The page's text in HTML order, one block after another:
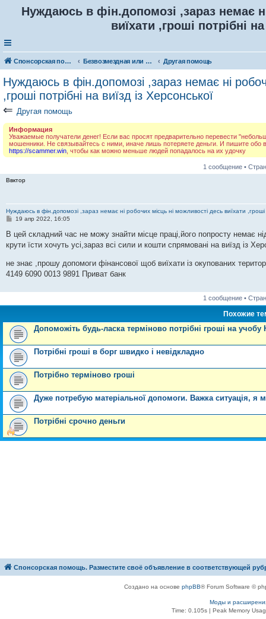
Нуждаюсь в фін.допомозі ,зараз немає
виїхати ,гроші потрібні
Спонсорская помощь. Разместите своё объявление в соответствующей рубрике Безвозмездная или условно-безвозмездная помощь Другая помощь
Нуждаюсь в фін.допомозі ,зараз немає ні
,гроші потрібні на виїзд із Херсонської
⇐ Другая помощь
Информация
Уважаемые получатели денег! Если вас просят предварительно перевести
мошенники. Не связывайтесь с ними, иначе лишь потеряете деньги. И пишите
https://scammer.win , чтобы как можно меньше людей попадалось на их удочку
1 сообщение •
Ввктор
Нуждаюсь в фін.допомозі ,зараз немає ні робочих місць ні можливості десь виїхати ,гроші
С
о
щ
н
и
е
19 апр 2022, 16:05
В цей складний час не можу знайти місце праці,його попросту немає
крути їсти хочуть усі,зараз всі сили и кошти спрямовані на виїзд із
не знає ,прошу допомоги фінансової щоб виїхати із окупованих
4149 6090 0013 9891 Приват банк
1 сообщение •
Похожие
Допоможіть будь-ласка терміново потрібні гроші на
Потрібні гроші в борг швидко і невідкладно
Потрібно терміново гроші
Дуже потребую матеріальної допомоги. Важка ситуація, я
Потрібні срочно деньги
Спонсорская помощь. Разместите своё объявление в соответствующей
Создано на основе phpBB® Forum Software ©
Моды и
Time: 0.105s| Peak Memory